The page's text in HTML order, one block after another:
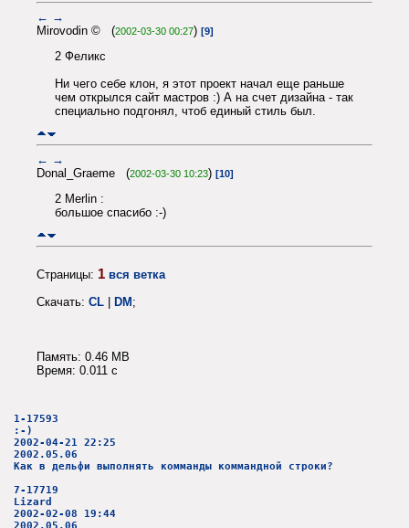
← →
Mirovodin © (2002-03-30 00:27) [9]
2 Феликс
Ни чего себе клон, я этот проект начал еще раньше
чем открылся сайт мастров :) А на счет дизайна - так
специально подгонял, чтоб единый стиль был.
← →
Donal_Graeme (2002-03-30 10:23) [10]
2 Merlin :
большое спасибо :-)
Страницы: 1 вся ветка
Скачать: CL DM ;
Память: 0.46 MB
Время: 0.011 c
1-17593
:-)
2002-04-21 22:25
2002.05.06
Как в дельфи выполнять комманды коммандной строки?
7-17719
Lizard
2002-02-08 19:44
2002.05.06